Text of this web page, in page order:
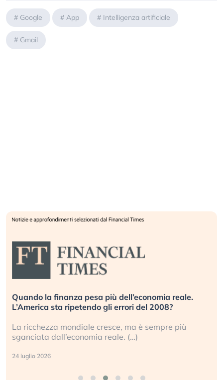
# Google # App # Intelligenza artificiale
# Gmail
Quando la finanza pesa più dell’economia reale.
L’America sta ripetendo gli errori del 2008?
La ricchezza mondiale cresce, ma è sempre più
sganciata dall’economia reale. (…)
24 luglio 2026